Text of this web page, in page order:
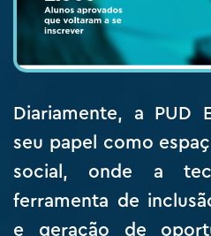
Diariamente, a PUD
seu papel como
social, onde a
ferramenta de
e geração de